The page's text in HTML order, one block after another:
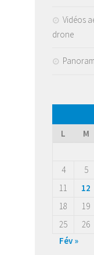
Vidéos
drone
L
M
4
5
11
12
18
19
25
26
Fév »